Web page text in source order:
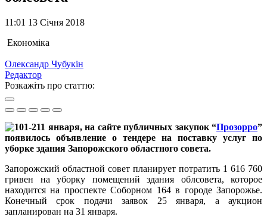
11:01 13 Січня 2018
Економіка
Олександр Чубукін
Редактор
Розкажіть про статтю:
11 января, на сайте публичных закупок “Прозорро”
появилось объявление о тендере на поставку услуг по
уборке здания Запорожского областного совета.
Запорожский областной совет планирует потратить 1 616 760
гривен на уборку помещений здания облсовета, которое
находится на проспекте Соборном 164 в городе Запорожье.
Конечный срок подачи заявок 25 января, а аукцион
запланирован на 31 января.